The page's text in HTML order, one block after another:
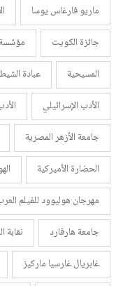
ماريو فارغاس يوسا
جائزة الكويت
مؤسّسة
المسيحية
عبادة
الأدب الإسرائيلي
جامعة الأزهر المصرية
الحضارة الأميركية
مهرجان هوليوود للفيلم
جامعة هارفارد
نقابة
غابريال غارسيا ماركيز